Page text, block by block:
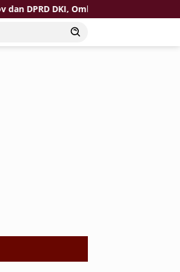
DKI, Ombudsman, serta Komnas HAM